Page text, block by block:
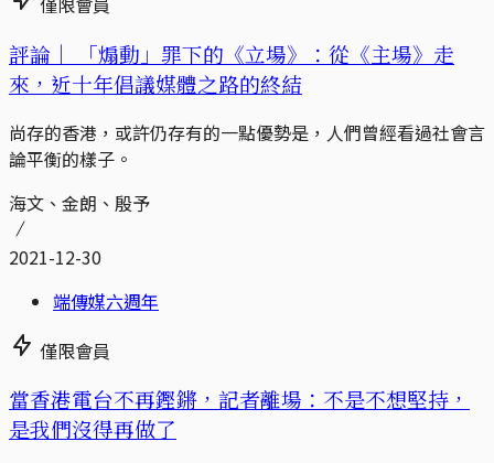
評論｜
「煽動」罪下的《立場》：從《主場》走
來，近十年倡議媒體之路的終結
尚存的香港，或許仍存有的一點優勢是，人們曾經看過社會言
論平衡的樣子。
海文、金朗、殷予
2021-12-30
端傳媒六週年
僅限會員
當香港電台不再鏗鏘，記者離場：不是不想堅持，
是我們沒得再做了